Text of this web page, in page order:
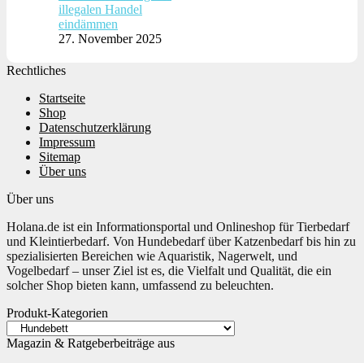
illegalen Handel
eindämmen
27. November 2025
Rechtliches
Startseite
Shop
Datenschutzerklärung
Impressum
Sitemap
Über uns
Über uns
Holana.de ist ein Informationsportal und Onlineshop für Tierbedarf
und Kleintierbedarf. Von Hundebedarf über Katzenbedarf bis hin zu
spezialisierten Bereichen wie Aquaristik, Nagerwelt, und
Vogelbedarf – unser Ziel ist es, die Vielfalt und Qualität, die ein
solcher Shop bieten kann, umfassend zu beleuchten.
Produkt-Kategorien
Magazin & Ratgeberbeiträge aus